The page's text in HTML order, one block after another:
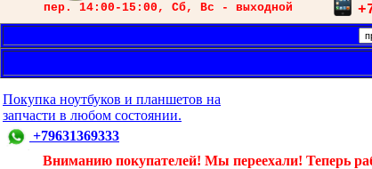
пер. 14:00-15:00, Сб, Вс - выходной
Покупка ноутбуков и планшетов на
запчасти в любом состоянии.
+79631369333
Вниманию покупателей! Мы переехали! Теперь